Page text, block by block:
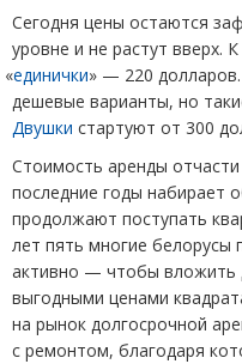
Сегодня цены остаются
уровне и не растут вверх.
«единички» — 220
дешевые варианты, но
Двушки стартуют от 300
Стоимость аренды
последние годы набирает
продолжают поступать
лет пять многие белорусы
активно — чтобы вложить
выгодными ценами
на рынок долгосрочной
с ремонтом, благодаря